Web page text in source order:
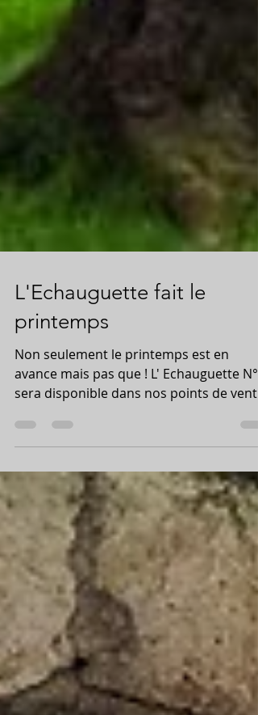
L'Echauguette fait le
printemps
Non seulement le printemps est en
sera disponible dans nos points de vente
partenaires de...